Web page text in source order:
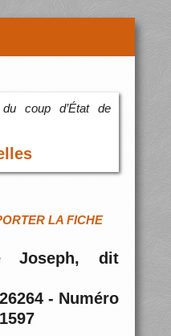
coup d’État de
LA FICHE
Joseph, dit
- Numéro